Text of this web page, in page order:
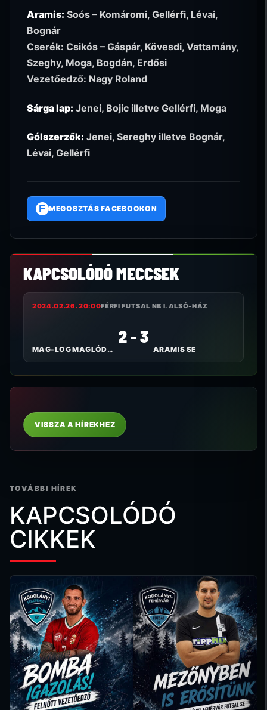
Aramis: Soós – Komáromi, Gellérfi, Lévai,
Bognár
Cserék: Csikós – Gáspár, Kövesdi, Vattamány,
Szeghy, Moga, Bogdán, Erdősi
Vezetőedző: Nagy Roland
Sárga lap: Jenei, Bojic illetve Gellérfi, Moga
Gólszerzők: Jenei, Sereghy illetve Bognár,
Lévai, Gellérfi
F MEGOSZTÁS FACEBOOKON
KAPCSOLÓDÓ MECCSEK
2024.02.26. 20:00FÉRFI FUTSAL NB I. ALSÓ-HÁZ
MAG-LOG MAGLÓDI TC
2 - 3
ARAMIS SE
VISSZA A HÍREKHEZ
TOVÁBBI HÍREK
KAPCSOLÓDÓ
CIKKEK